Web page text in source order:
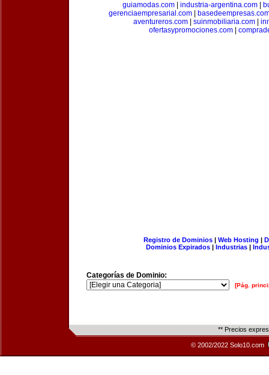
guiamodas.com| industria-argentina.com|
gerenciaempresarial.com|
aventureros.com| suinmobiliaria.com|
ofertasypromociones.com|
Registro de Dominios| Web Hosting |
Dominios Expirados | Industrias |
Categorías de Dominio:
[Pág.
** Precios
© 2002/2022 Solo10.com